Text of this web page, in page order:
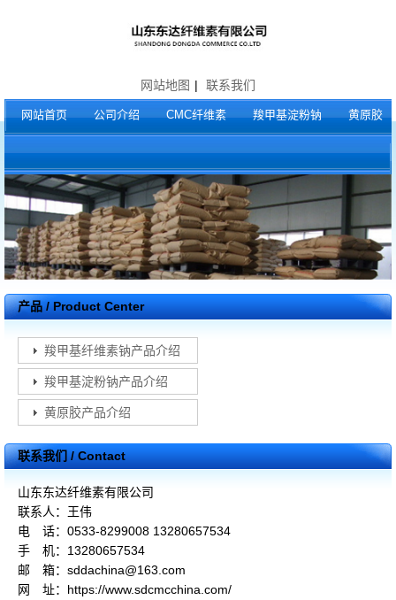
网站地图 | 联系我们
网站首页 公司介绍 CMC纤维素 羧甲基淀粉钠 黄原胶
产品 / Product Center
羧甲基纤维素钠产品介绍
羧甲基淀粉钠产品介绍
黄原胶产品介绍
联系我们 / Contact
山东东达纤维素有限公司
联系人：王伟
电 话：0533-8299008 13280657534
手 机：13280657534
邮 箱：sddachina@163.com
网 址：https://www.sdcmcchina.com/